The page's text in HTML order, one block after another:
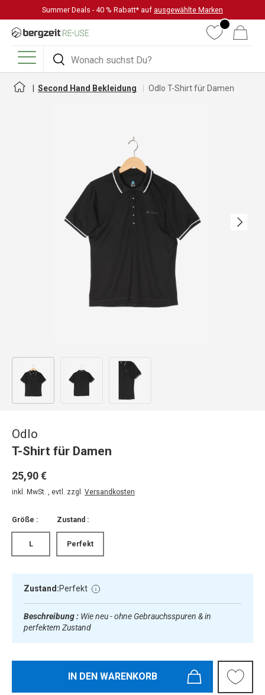
DIREKT ZUM INHALT
Summer Deals - 40 % Rabatt* auf ausgewählte Marken
Suchen
Suchen
WunschlisteWarenkorb
Menü
Second Hand Bekleidung Odlo T-Shirt für Damen
Nächste
Bild 1 in Galerieansicht laden
Odlo
T-Shirt für Damen
25,90 €
inkl. MwSt. , evtl. zzgl. Versandkosten
Größe :
L
Zustand :
Perfekt
Zustand:Perfekt
Beschreibung : Wie neu - ohne Gebrauchsspuren & in
perfektem Zustand
IN DEN WARENKORB